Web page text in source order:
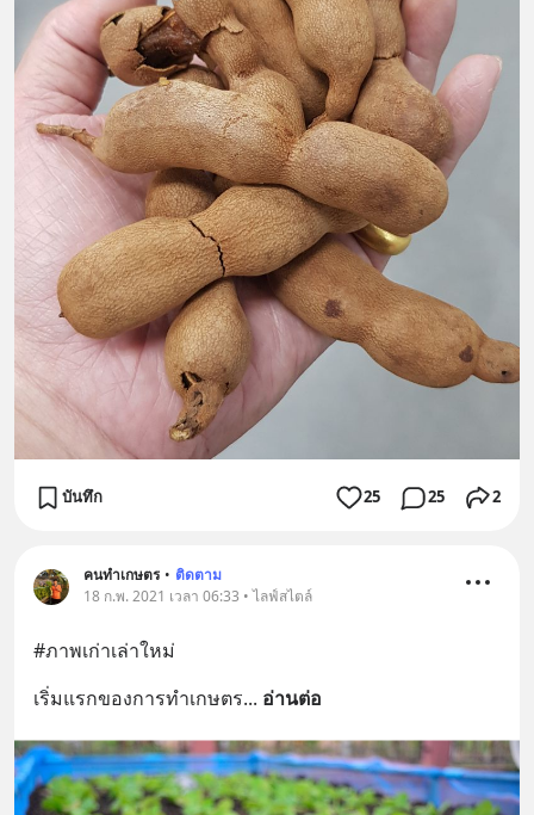
บันทึก 25 25 2
คนทำเกษตร • ติดตาม
18 ก.พ. 2021 เวลา 06:33 • ไลฟ์สไตล์
#ภาพเก่าเล่าใหม่
เริ่มแรกของการทำเกษตร... อ่านต่อ